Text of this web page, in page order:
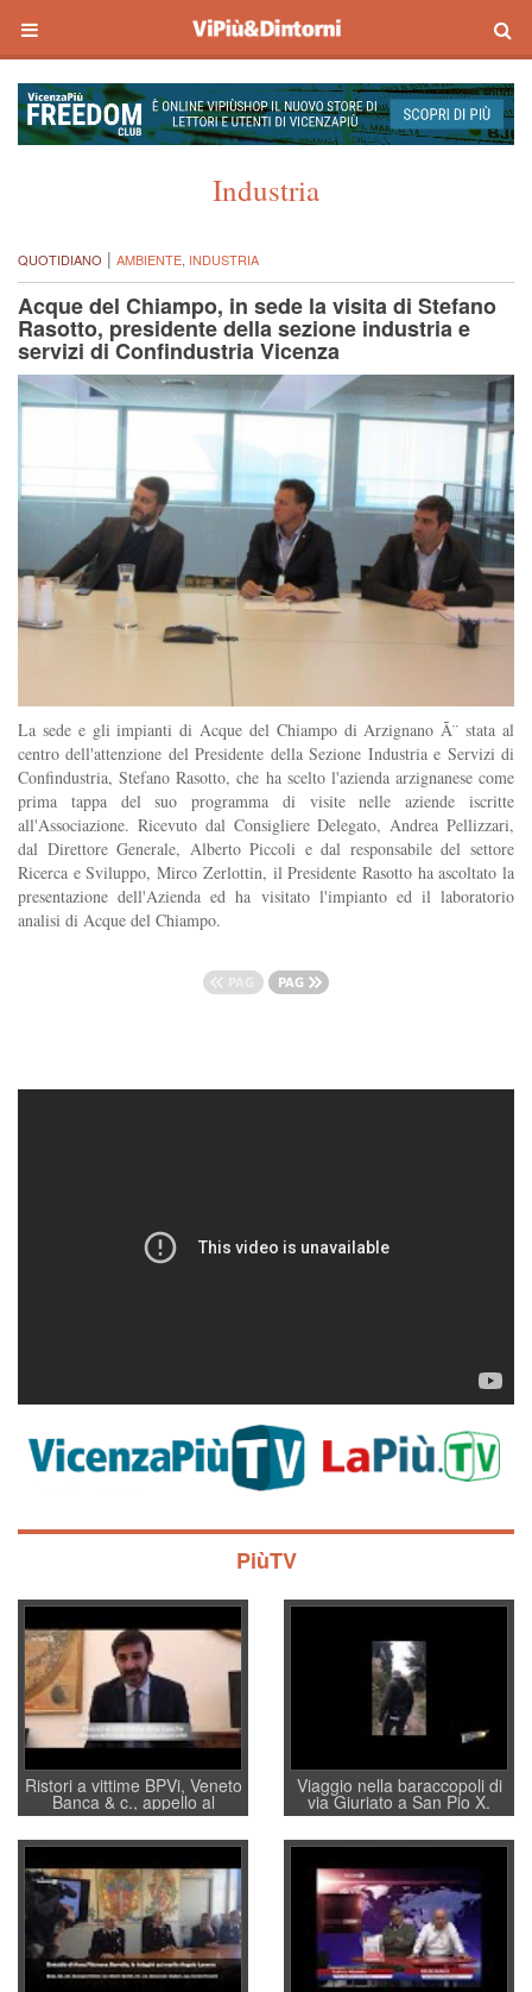
Industria
QUOTIDIANO | AMBIENTE, INDUSTRIA
Acque del Chiampo, in sede la visita di Stefano
Rasotto, presidente della sezione industria e
servizi di Confindustria Vicenza
La sede e gli impianti di Acque del Chiampo di Arzignano Ã¨ stata al
centro dell'attenzione del Presidente della Sezione Industria e Servizi di
Confindustria, Stefano Rasotto, che ha scelto l'azienda arzignanese come
prima tappa del suo programma di visite nelle aziende iscritte
all'Associazione. Ricevuto dal Consigliere Delegato, Andrea Pellizzari,
dal Direttore Generale, Alberto Piccoli e dal responsabile del settore
Ricerca e Sviluppo, Mirco Zerlottin, il Presidente Rasotto ha ascoltato la
presentazione dell'Azienda ed ha visitato l'impianto ed il laboratorio
analisi di Acque del Chiampo.
PiùTV
Ristori a vittime BPVi, Veneto
Banca & c., appello al
sottosegretario Alessio
Villarosa: per mettere ordine
convochi con Di Maio CNCU
a supporto della cabina di
regia al Mef
Viaggio nella baraccopoli di
via Giuriato a San Pio X.
Vicenza ai Vicentini: “faremo
un regalo di Natale ai
residenti”